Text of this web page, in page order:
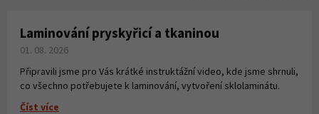
Laminování pryskyřicí a tkaninou
01. 08. 2026
Připravili jsme pro Vás krátké instruktážní video, kde jsme shrnuli,
co všechno potřebujete k laminování, vytvoření sklolaminátu.
Číst více